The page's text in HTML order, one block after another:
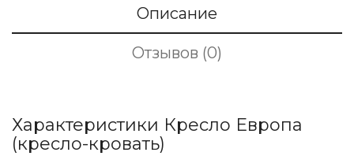
Описание
Отзывов (0)
Характеристики Кресло Европа
(кресло-кровать)